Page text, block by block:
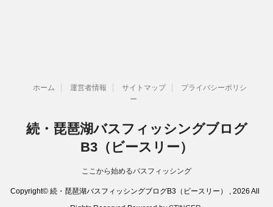
ホーム 運営者情報 サイトマップ
プライバシーポリシ
ー
続・琵琶湖バスフィッシングブログ
B3（ビースリー）
ここから始めるバスフィッシング
Copyright© 続・琵琶湖バスフィッシングブログB3（ビースリー） , 2026 All